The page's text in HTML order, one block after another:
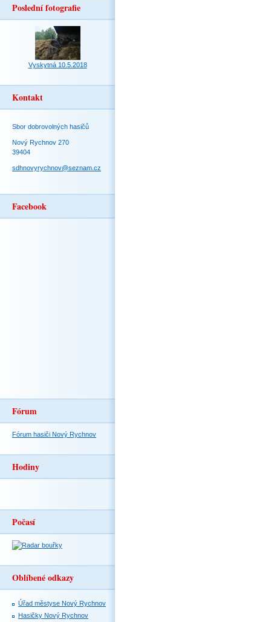
Poslední fotografie
Vyskytná 10.5.2018
Kontakt
Sbor dobrovolných hasičů
Nový Rychnov 270
39404
sdhnovyrychnov@seznam.cz
Facebook
Fórum
Fórum hasiči Nový Rychnov
Hodiny
Počasí
Oblíbené odkazy
Úřad městyse Nový Rychnov
Hasičky Nový Rychnov